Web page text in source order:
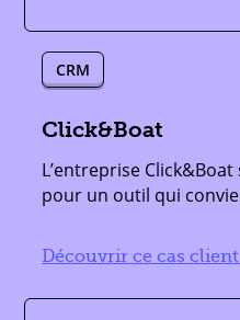
Click&Boat
CRM
L’entreprise
pour un outil qui
lire plus